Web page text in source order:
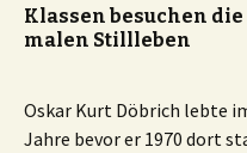
Klassen besuchen
malen Stillleben
Oskar Kurt Döbrich lebte
Jahre bevor er 1970 dort